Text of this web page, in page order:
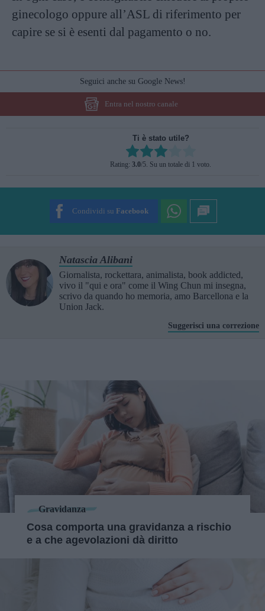
ginecologo oppure all’ASL di riferimento per
capire se si è esenti dal pagamento o no.
Seguici anche su Google News!
Entra nel nostro canale
Ti è stato utile?
Rate this item:
SUBMIT RATING
Rating: 3.0/5. Su un totale di 1 voto.
Condividi su Facebook
Natascia Alibani
Giornalista, rockettara, animalista, book addicted,
vivo il "qui e ora" come il Wing Chun mi insegna,
scrivo da quando ho memoria, amo Barcellona e la
Union Jack.
Suggerisci una correzione
Gravidanza
Cosa comporta una gravidanza a rischio
e a che agevolazioni dà diritto